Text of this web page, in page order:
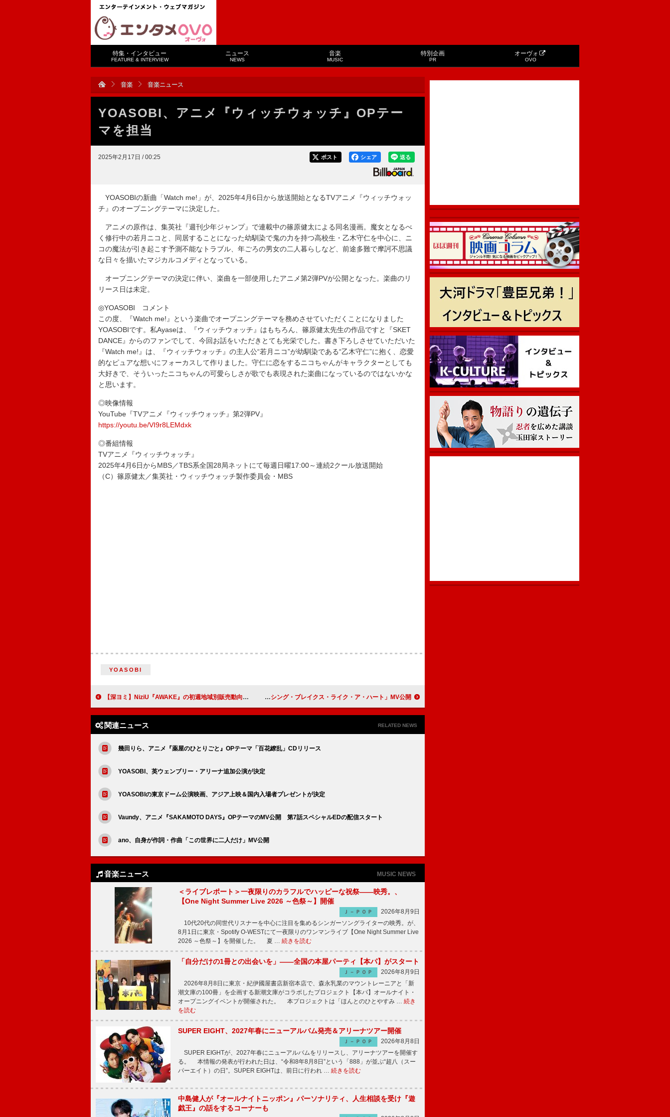
特集・インタビュー
FEATURE & INTERVIEW
ニュース
NEWS
音楽
MUSIC
特別企画
PR
オーヴォ
OVO
音楽 音楽ニュース
YOASOBI、アニメ『ウィッチウォッチ』OPテー
マを担当
2025年2月17日 / 00:25 送る
シェア
ポスト
YOASOBIの新曲「Watch me!」が、2025年4月6日から放送開始となるTVアニメ『ウィッチウォッ
チ』のオープニングテーマに決定した。
アニメの原作は、集英社『週刊少年ジャンプ』で連載中の篠原健太による同名漫画。魔女となるべ
く修行中の若月ニコと、同居することになった幼馴染で鬼の力を持つ高校生・乙木守仁を中心に、ニ
コの魔法が引き起こす予測不能なトラブル、年ごろの男女の二人暮らしなど、前途多難で摩訶不思議
な日々を描いたマジカルコメディとなっている。
オープニングテーマの決定に伴い、楽曲を一部使用したアニメ第2弾PVが公開となった。楽曲のリ
リース日は未定。
◎YOASOBI コメント
この度、『Watch me!』という楽曲でオープニングテーマを務めさせていただくことになりました
YOASOBIです。私Ayaseは、『ウィッチウォッチ』はもちろん、篠原健太先生の作品ですと『SKET
DANCE』からのファンでして、今回お話をいただきとても光栄でした。書き下ろしさせていただいた
『Watch me!』は、『ウィッチウォッチ』の主人公“若月ニコ”が幼馴染である“乙木守仁”に抱く、恋愛
的なピュアな想いにフォーカスして作りました。守仁に恋をするニコちゃんがキャラクターとしても
大好きで、そういったニコちゃんの可愛らしさが歌でも表現された楽曲になっているのではないかな
と思います。
◎映像情報
YouTube『TVアニメ『ウィッチウォッチ』第2弾PV』
https://youtu.be/VI9r8LEMdxk
◎番組情報
TVアニメ『ウィッチウォッチ』
2025年4月6日からMBS／TBS系全国28局ネットにて毎週日曜17:00～連続2クール放送開始
（C）篠原健太／集英社・ウィッチウォッチ製作委員会・MBS
YOASOBI
【深ヨミ】NiziU『AWAKE』の初週地域別販売動向を過去作と比較調査 マネスキンのダミアーノ・デイヴィッド、ローマで撮影した「ナッシング・ブレイクス・ライク・ア・ハート」MV公開
関連ニュース RELATED NEWS
幾田りら、アニメ『薬屋のひとりごと』OPテーマ「百花繚乱」CDリリース
YOASOBI、英ウェンブリー・アリーナ追加公演が決定
YOASOBIの東京ドーム公演映画、アジア上映＆国内入場者プレゼントが決定
Vaundy、アニメ『SAKAMOTO DAYS』OPテーマのMV公開 第7話スペシャルEDの配信スタート
ano、自身が作詞・作曲「この世界に二人だけ」MV公開
音楽ニュース MUSIC NEWS
＜ライブレポート＞一夜限りのカラフルでハッピーな祝祭――映秀。、
【One Night Summer Live 2026 ～色祭～】開催
Ｊ－ＰＯＰ
2026年8月9日
10代20代の同世代リスナーを中心に注目を集めるシンガーソングライターの映秀。が、
8月1日に東京・Spotify O-WESTにて一夜限りのワンマンライブ【One Night Summer Live
2026 ～色祭～】を開催した。 夏 … 続きを読む
「自分だけの1冊との出会いを」――全国の本屋パーティ【本パ】がスタート
Ｊ－ＰＯＰ
2026年8月9日
2026年8月8日に東京・紀伊國屋書店新宿本店で、森永乳業のマウントレーニアと「新
潮文庫の100冊」を企画する新潮文庫がコラボしたプロジェクト【本パ】オールナイト・
オープニングイベントが開催された。 本プロジェクトは「ほんとのひとやすみ … 続き
を読む
SUPER EIGHT、2027年春にニューアルバム発売＆アリーナツアー開催
Ｊ－ＰＯＰ
2026年8月8日
SUPER EIGHTが、2027年春にニューアルバムをリリースし、アリーナツアーを開催す
る。 本情報の発表が行われた日は、“令和8年8月8日”という「888」が並ぶ“超八（スー
パーエイト）の日”。SUPER EIGHTは、前日に行われ … 続きを読む
中島健人が『オールナイトニッポン』パーソナリティ、人生相談を受け『遊
戯王』の話をするコーナーも